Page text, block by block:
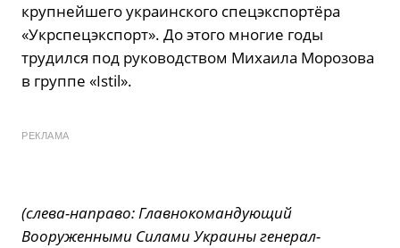
крупнейшего украинского спецэкспортёра
«Укрспецэкспорт». До этого многие годы
трудился под руководством Михаила Морозова
в группе «Istil».
РЕКЛАМА
(слева-направо: Главнокомандующий
Вооруженными Силами Украины генерал-